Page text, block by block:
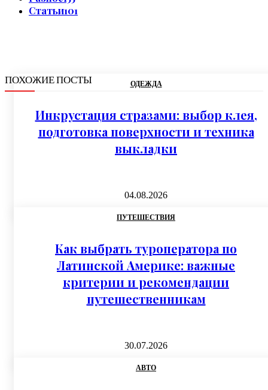
Статьи101
ПОХОЖИЕ ПОСТЫ ОДЕЖДА
Инкрустация стразами: выбор клея,
подготовка поверхности и техника
выкладки
04.08.2026
ПУТЕШЕСТВИЯ
Как выбрать туроператора по
Латинской Америке: важные
критерии и рекомендации
путешественникам
30.07.2026
АВТО